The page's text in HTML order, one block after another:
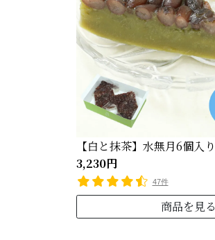
【白と抹茶】水無月6個入り
3,230円
47件
商品を見る